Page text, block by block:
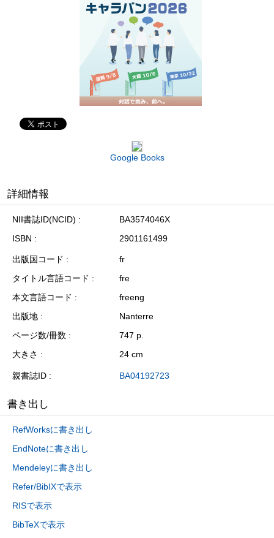
Google Books
詳細情報
NII書誌ID(NCID)
BA3574046X
ISBN
2901161499
出版国コード
fr
タイトル言語コード
fre
本文言語コード
freeng
出版地
Nanterre
ページ数/冊数
747 p.
大きさ
24 cm
親書誌ID BA04192723
書き出し
RefWorksに書き出し
EndNoteに書き出し
Mendeleyに書き出し
Refer/BibIXで表示
RISで表示
BibTeXで表示